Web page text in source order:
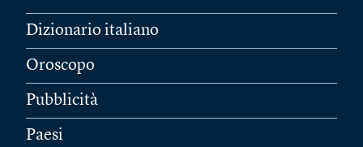
Dizionario italiano
Oroscopo
Pubblicità
Paesi